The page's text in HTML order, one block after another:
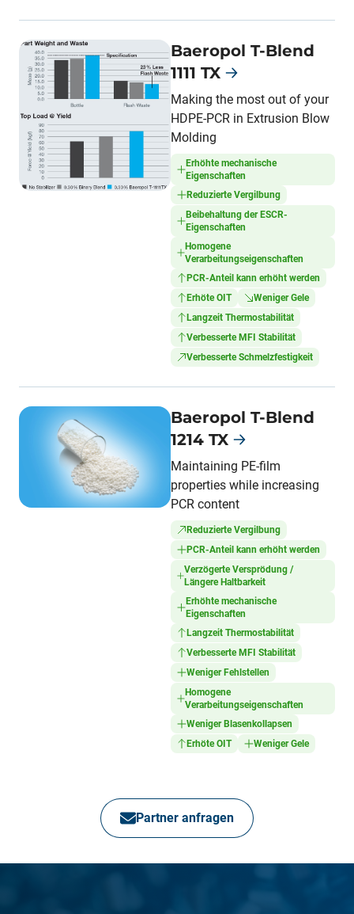
Baeropol T-Blend
1111 TX
Making the most out of your
HDPE-PCR in Extrusion Blow
Molding
Erhöhte mechanische
Eigenschaften
Reduzierte Vergilbung
Beibehaltung der ESCR-
Eigenschaften
Homogene
Verarbeitungseigenschaften
PCR-Anteil kann erhöht werden
Erhöte OIT
Weniger Gele
Langzeit Thermostabilität
Verbesserte MFI Stabilität
Verbesserte Schmelzfestigkeit
Baeropol T-Blend
1214 TX
Maintaining PE-film
properties while increasing
PCR content
Reduzierte Vergilbung
PCR-Anteil kann erhöht werden
Verzögerte Versprödung /
Längere Haltbarkeit
Erhöhte mechanische
Eigenschaften
Langzeit Thermostabilität
Verbesserte MFI Stabilität
Weniger Fehlstellen
Homogene
Verarbeitungseigenschaften
Weniger Blasenkollapsen
Erhöte OIT
Weniger Gele
Partner anfragen